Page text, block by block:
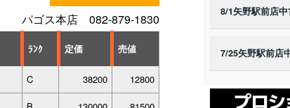
パゴス本店 082-879-1830
ﾗﾝｸ 定価 売値
C 38200 12800
8/1矢野駅前店
7/25矢野駅前店